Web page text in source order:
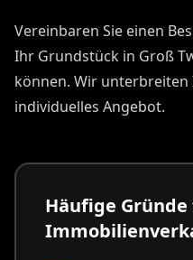
Vereinbaren Sie einen
Ihr Grundstück in Groß
können. Wir unterbreiten
individuelles Angebot.
Häufige